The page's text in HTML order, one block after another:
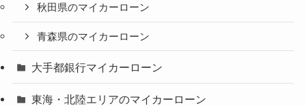
秋田県のマイカーローン
青森県のマイカーローン
大手都銀行マイカーローン
東海・北陸エリアのマイカーローン